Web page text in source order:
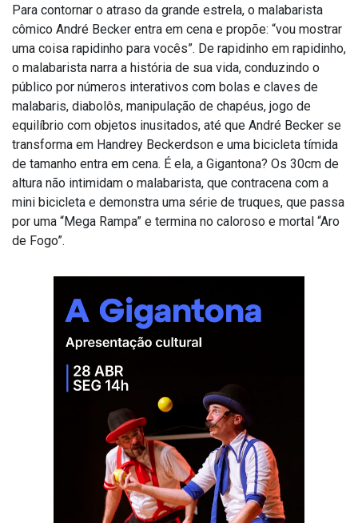
Para contornar o atraso da grande estrela, o malabarista
cômico André Becker entra em cena e propõe: “vou mostrar
uma coisa rapidinho para vocês”. De rapidinho em rapidinho,
o malabarista narra a história de sua vida, conduzindo o
público por números interativos com bolas e claves de
malabaris, diabolôs, manipulação de chapéus, jogo de
equilíbrio com objetos inusitados, até que André Becker se
transforma em Handrey Beckerdson e uma bicicleta tímida
de tamanho entra em cena. É ela, a Gigantona? Os 30cm de
altura não intimidam o malabarista, que contracena com a
mini bicicleta e demonstra uma série de truques, que passa
por uma “Mega Rampa” e termina no caloroso e mortal “Aro
de Fogo”.